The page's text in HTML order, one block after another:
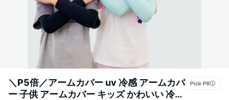
＼P5倍／アームカバー uv 冷感 アームカバ
ー 子供 アームカバー キッズ かわいい 冷感